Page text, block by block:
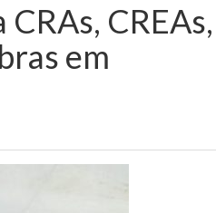
CREAs,
em